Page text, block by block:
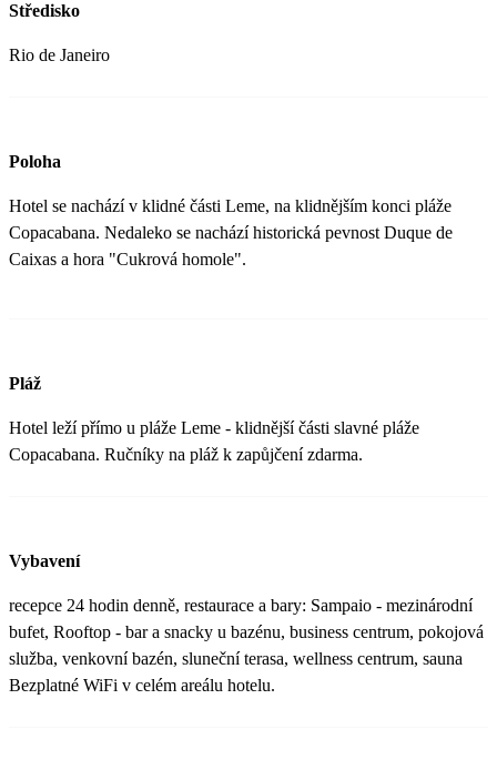
Středisko
Rio de Janeiro
Poloha
Hotel se nachází v klidné části Leme, na klidnějším konci pláže
Copacabana. Nedaleko se nachází historická pevnost Duque de
Caixas a hora "Cukrová homole".
Pláž
Hotel leží přímo u pláže Leme - klidnější části slavné pláže
Copacabana. Ručníky na pláž k zapůjčení zdarma.
Vybavení
recepce 24 hodin denně, restaurace a bary: Sampaio - mezinárodní
bufet, Rooftop - bar a snacky u bazénu, business centrum, pokojová
služba, venkovní bazén, sluneční terasa, wellness centrum, sauna
Bezplatné WiFi v celém areálu hotelu.